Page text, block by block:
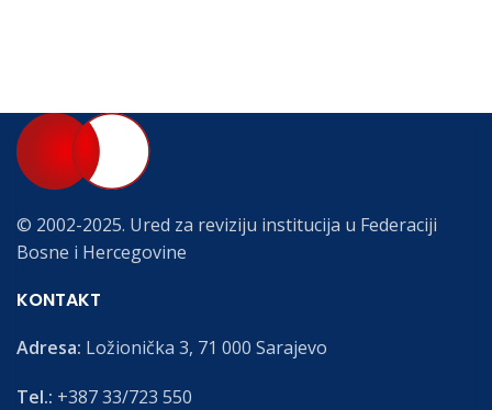
© 2002-2025. Ured za reviziju institucija u Federaciji
Bosne i Hercegovine
KONTAKT
Adresa: Ložionička 3, 71 000 Sarajevo
Tel.: +387 33/723 550